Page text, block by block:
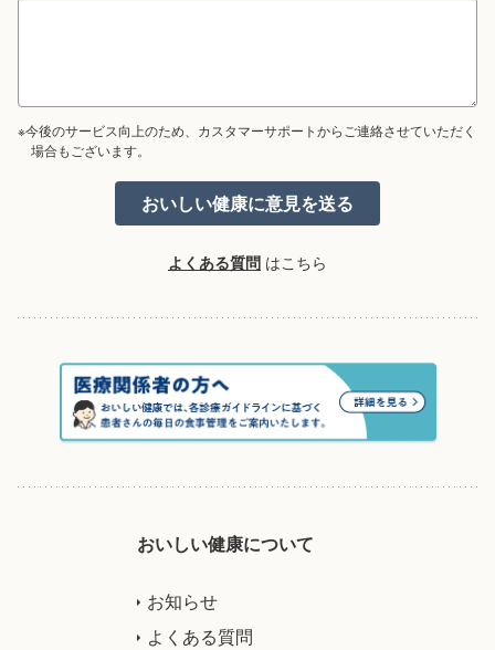
※今後のサービス向上のため、カスタマーサポートからご連絡させていただく
場合もございます。
よくある質問 はこちら
おいしい健康について
お知らせ
よくある質問